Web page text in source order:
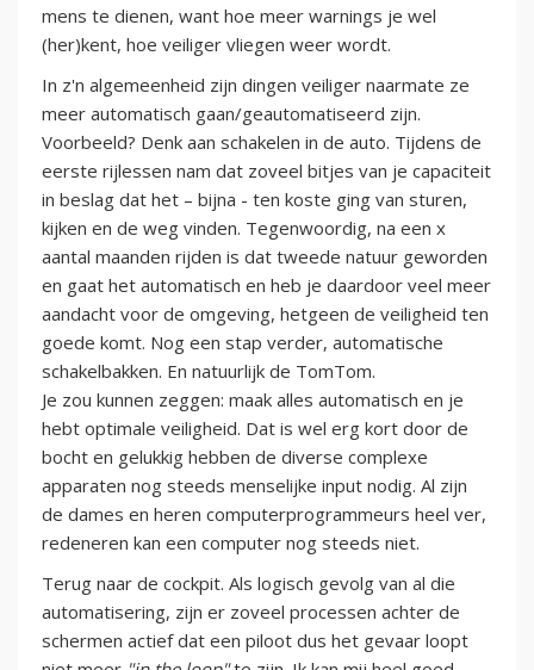
mens te dienen, want hoe meer warnings je wel
(her)kent, hoe veiliger vliegen weer wordt.
In z'n algemeenheid zijn dingen veiliger naarmate ze
meer automatisch gaan/geautomatiseerd zijn.
Voorbeeld? Denk aan schakelen in de auto. Tijdens de
eerste rijlessen nam dat zoveel bitjes van je capaciteit
in beslag dat het – bijna - ten koste ging van sturen,
kijken en de weg vinden. Tegenwoordig, na een x
aantal maanden rijden is dat tweede natuur geworden
en gaat het automatisch en heb je daardoor veel meer
aandacht voor de omgeving, hetgeen de veiligheid ten
goede komt. Nog een stap verder, automatische
schakelbakken. En natuurlijk de TomTom.
Je zou kunnen zeggen: maak alles automatisch en je
hebt optimale veiligheid. Dat is wel erg kort door de
bocht en gelukkig hebben de diverse complexe
apparaten nog steeds menselijke input nodig. Al zijn
de dames en heren computerprogrammeurs heel ver,
redeneren kan een computer nog steeds niet.
Terug naar de cockpit. Als logisch gevolg van al die
automatisering, zijn er zoveel processen achter de
schermen actief dat een piloot dus het gevaar loopt